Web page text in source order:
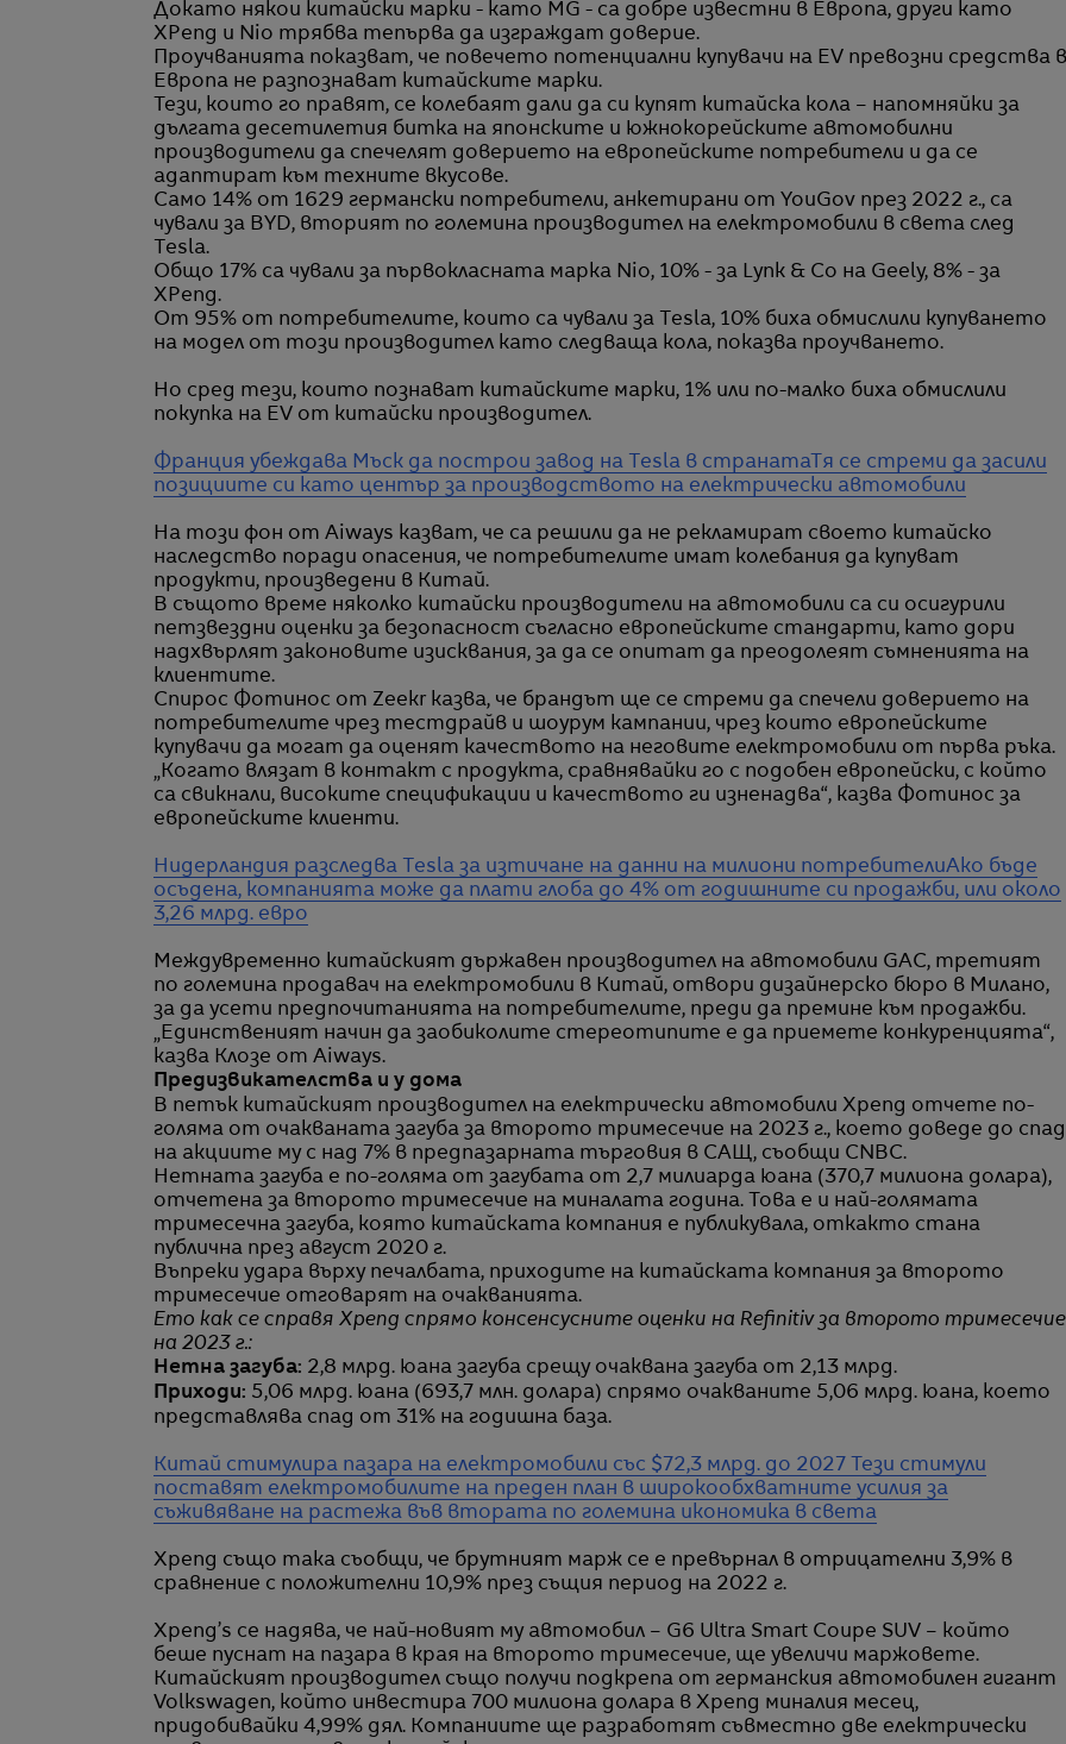
Докато някои китайски марки - като MG - са добре известни в Европа, други като
XPeng и Nio трябва тепърва да изграждат доверие.
Проучванията показват, че повечето потенциални купувачи на EV превозни средства в
Европа не разпознават китайските марки.
Тези, които го правят, се колебаят дали да си купят китайска кола – напомняйки за
дългата десетилетия битка на японските и южнокорейските автомобилни
производители да спечелят доверието на европейските потребители и да се
адаптират към техните вкусове.
Само 14% от 1629 германски потребители, анкетирани от YouGov през 2022 г., са
чували за BYD, вторият по големина производител на електромобили в света след
Tesla.
Общо 17% са чували за първокласната марка Nio, 10% - за Lynk & Co на Geely, 8% - за
XPeng.
От 95% от потребителите, които са чували за Tesla, 10% биха обмислили купуването
на модел от този производител като следваща кола, показва проучването.
Но сред тези, които познават китайските марки, 1% или по-малко биха обмислили
покупка на EV от китайски производител.
Франция убеждава Мъск да построи завод на Tesla в странатаТя се стреми да засили
позициите си като център за производството на електрически автомобили
На този фон от Aiways казват, че са решили да не рекламират своето китайско
наследство поради опасения, че потребителите имат колебания да купуват
продукти, произведени в Китай.
В същото време няколко китайски производители на автомобили са си осигурили
петзвездни оценки за безопасност съгласно европейските стандарти, като дори
надхвърлят законовите изисквания, за да се опитат да преодолеят съмненията на
клиентите.
Спирос Фотинос от Zeekr казва, че брандът ще се стреми да спечели доверието на
потребителите чрез тестдрайв и шоурум кампании, чрез които европейските
купувачи да могат да оценят качеството на неговите електромобили от първа ръка.
„Когато влязат в контакт с продукта, сравнявайки го с подобен европейски, с който
са свикнали, високите спецификации и качеството ги изненадва“, казва Фотинос за
европейските клиенти.
Нидерландия разследва Tesla за изтичане на данни на милиони потребителиАко бъде
осъдена, компанията може да плати глоба до 4% от годишните си продажби, или около
3,26 млрд. евро
Междувременно китайският държавен производител на автомобили GAC, третият
по големина продавач на електромобили в Китай, отвори дизайнерско бюро в Милано,
за да усети предпочитанията на потребителите, преди да премине към продажби.
„Единственият начин да заобиколите стереотипите е да приемете конкуренцията“,
казва Клозе от Aiways.
Предизвикателства и у дома
В петък китайският производител на електрически автомобили Xpeng отчете по-
голяма от очакваната загуба за второто тримесечие на 2023 г., което доведе до спад
на акциите му с над 7% в предпазарната търговия в САЩ, съобщи CNBC.
Нетната загуба е по-голяма от загубата от 2,7 милиарда юана (370,7 милиона долара),
отчетена за второто тримесечие на миналата година. Това е и най-голямата
тримесечна загуба, която китайската компания е публикувала, откакто стана
публична през август 2020 г.
Въпреки удара върху печалбата, приходите на китайската компания за второто
тримесечие отговарят на очакванията.
Ето как се справя Xpeng спрямо консенсусните оценки на Refinitiv за второто тримесечие
на 2023 г.:
Нетна загуба: 2,8 млрд. юана загуба срещу очаквана загуба от 2,13 млрд.
Приходи: 5,06 млрд. юана (693,7 млн. долара) спрямо очакваните 5,06 млрд. юана, което
представлява спад от 31% на годишна база.
Китай стимулира пазара на електромобили със $72,3 млрд. до 2027 Тези стимули
поставят електромобилите на преден план в широкообхватните усилия за
съживяване на растежа във втората по големина икономика в света
Xpeng също така съобщи, че брутният марж се е превърнал в отрицателни 3,9% в
сравнение с положителни 10,9% през същия период на 2022 г.
Xpeng’s се надява, че най-новият му автомобил – G6 Ultra Smart Coupe SUV – който
беше пуснат на пазара в края на второто тримесечие, ще увеличи маржовете.
Китайският производител също получи подкрепа от германския автомобилен гигант
Volkswagen, който инвестира 700 милиона долара в Xpeng миналия месец,
придобивайки 4,99% дял. Компаниите ще разработят съвместно две електрически